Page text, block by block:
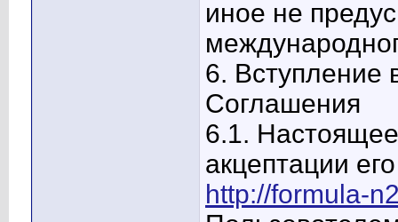
иное не
6. Вступление
Соглашения
6.1.
акцептации
http://formula-